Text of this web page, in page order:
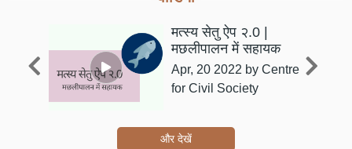
मत्स्य सेतु ऐप २.0 |
मछलीपालन में सहायक
Apr, 20 2022 by Centre
for Civil Society
और देखें